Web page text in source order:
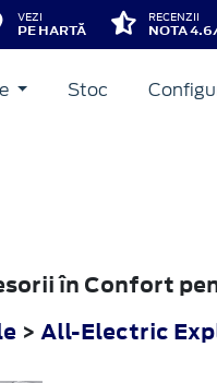
VEZI
PE HARTĂ
RECENZII
NOTA
Stoc
EXPLORER
în Confort
> All-Electric